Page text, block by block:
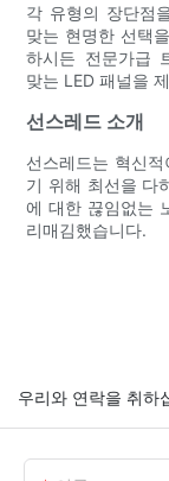
각 유형의 장단점
맞는 현명한 선택
하시든 전문가급
맞는 LED 패널을
선스레드 소개
선스레드는 혁신
기 위해 최선을 다
에 대한 끊임없는
리매김했습니다.
우리와 연락을 취하